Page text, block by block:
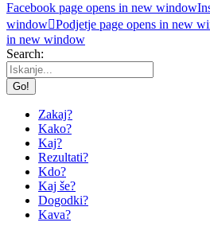
Facebook page opens in new window
window Podjetje page opens in new
in new window
Search:
Zakaj?
Kako?
Kaj?
Rezultati?
Kdo?
Kaj še?
Dogodki?
Kava?